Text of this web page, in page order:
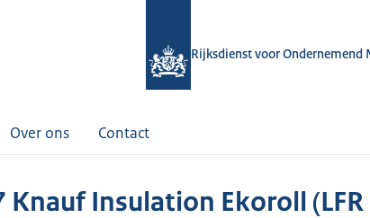
Rijksdienst voor Ondernemend
Over ons Contact
Knauf Insulation Ekoroll